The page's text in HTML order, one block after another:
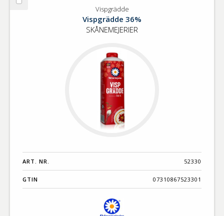
Välj
Vispgrädde
Vispgrädde 36%
SKÅNEMEJERIER
ART. NR. 52330
GTIN 07310867523301